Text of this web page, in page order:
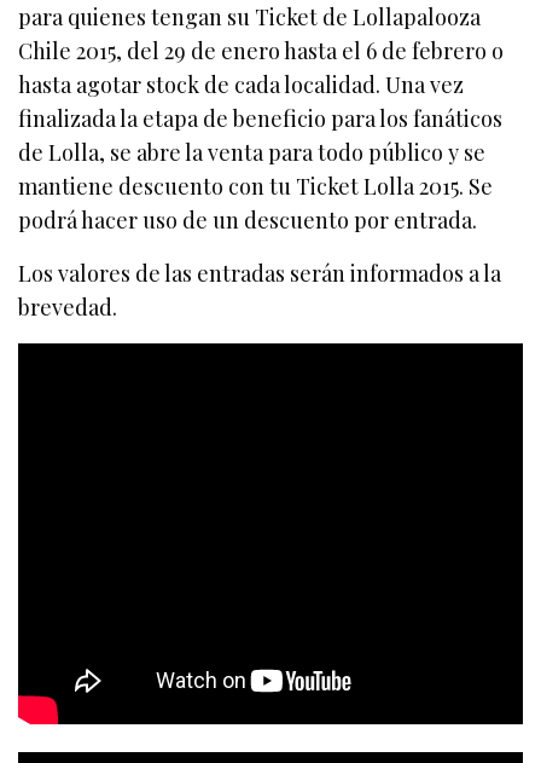
para quienes tengan su Ticket de Lollapalooza
Chile 2015, del 29 de enero hasta el 6 de febrero o
hasta agotar stock de cada localidad. Una vez
finalizada la etapa de beneficio para los fanáticos
de Lolla, se abre la venta para todo público y se
mantiene descuento con tu Ticket Lolla 2015. Se
podrá hacer uso de un descuento por entrada.
Los valores de las entradas serán informados a la
brevedad.